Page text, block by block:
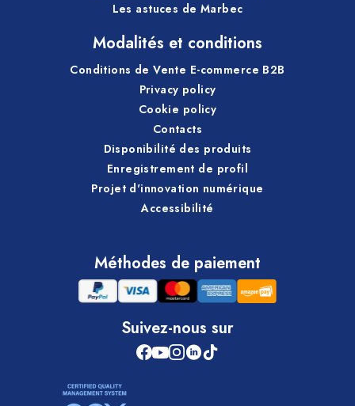
Les astuces de Marbec
Modalités et conditions
Conditions de Vente E-commerce B2B
Privacy policy
Cookie policy
Contacts
Disponibilité des produits
Enregistrement de profil
Projet d'innovation numérique
Accessibilité
Méthodes de paiement
Suivez-nous sur